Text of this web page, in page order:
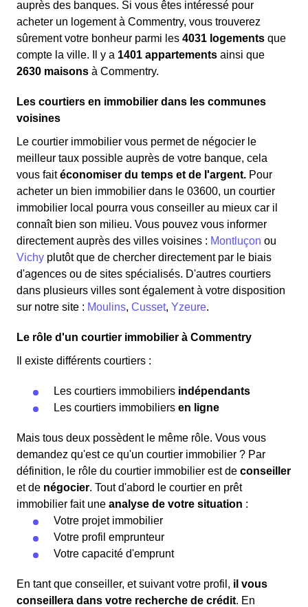
auprès des banques. Si vous êtes intéressé pour
acheter un logement à Commentry, vous trouverez
sûrement votre bonheur parmi les 4031 logements que
compte la ville. Il y a 1401 appartements ainsi que
2630 maisons à Commentry.
Les courtiers en immobilier dans les communes
voisines
Le courtier immobilier vous permet de négocier le
meilleur taux possible auprès de votre banque, cela
vous faitéconomiser du temps et de l'argent. Pour
acheter un bien immobilier dans le 03600, un courtier
immobilier local pourra vous conseiller au mieux car il
connaît bien son milieu. Vous pouvez vous informer
directement auprès des villes voisines : Montluçon ou
Vichy plutôt que de chercher directement par le biais
d'agences ou de sites spécialisés. D'autres courtiers
dans plusieurs villes sont également à votre disposition
sur notre site : Moulins, Cusset, Yzeure.
Le rôle d'un courtier immobilier à Commentry
Il existe différents courtiers :
Les courtiers immobiliers indépendants
Les courtiers immobiliers en ligne
Mais tous deux possèdent le même rôle. Vous vous
demandez qu'est ce qu'un courtier immobilier ? Par
définition, le rôle du courtier immobilier est de conseiller
et de négocier. Tout d'abord le courtier en prêt
immobilier fait une analyse de votre situation :
Votre projet immobilier
Votre profil emprunteur
Votre capacité d'emprunt
En tant que conseiller, et suivant votre profil, il vous
conseillera dans votre recherche de crédit. En